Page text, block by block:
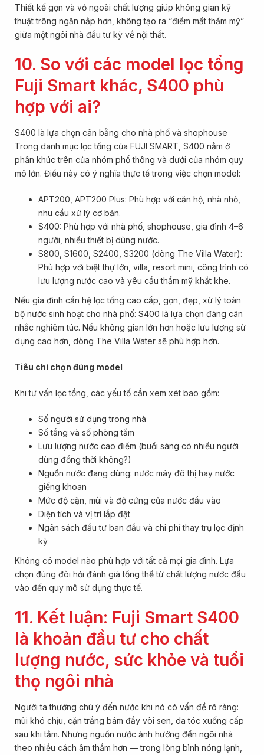
Thiết kế gọn và vỏ ngoài chất lượng giúp không gian kỹ
thuật trông ngăn nắp hơn, không tạo ra “điểm mất thẩm mỹ”
giữa một ngôi nhà đầu tư kỹ về nội thất.
10. So với các model lọc tổng
Fuji Smart khác, S400 phù
hợp với ai?
S400 là lựa chọn cân bằng cho nhà phố và shophouse
Trong danh mục lọc tổng của FUJI SMART, S400 nằm ở
phân khúc trên của nhóm phổ thông và dưới của nhóm quy
mô lớn. Điều này có ý nghĩa thực tế trong việc chọn model:
APT200, APT200 Plus: Phù hợp với căn hộ, nhà nhỏ,
nhu cầu xử lý cơ bản.
S400: Phù hợp với nhà phố, shophouse, gia đình 4–6
người, nhiều thiết bị dùng nước.
S800, S1600, S2400, S3200 (dòng The Villa Water):
Phù hợp với biệt thự lớn, villa, resort mini, công trình có
lưu lượng nước cao và yêu cầu thẩm mỹ khắt khe.
Nếu gia đình cần hệ lọc tổng cao cấp, gọn, đẹp, xử lý toàn
bộ nước sinh hoạt cho nhà phố: S400 là lựa chọn đáng cân
nhắc nghiêm túc. Nếu không gian lớn hơn hoặc lưu lượng sử
dụng cao hơn, dòng The Villa Water sẽ phù hợp hơn.
Tiêu chí chọn đúng model
Khi tư vấn lọc tổng, các yếu tố cần xem xét bao gồm:
Số người sử dụng trong nhà
Số tầng và số phòng tắm
Lưu lượng nước cao điểm (buổi sáng có nhiều người
dùng đồng thời không?)
Nguồn nước đang dùng: nước máy đô thị hay nước
giếng khoan
Mức độ cặn, mùi và độ cứng của nước đầu vào
Diện tích và vị trí lắp đặt
Ngân sách đầu tư ban đầu và chi phí thay trụ lọc định
kỳ
Không có model nào phù hợp với tất cả mọi gia đình. Lựa
chọn đúng đòi hỏi đánh giá tổng thể từ chất lượng nước đầu
vào đến quy mô sử dụng thực tế.
11. Kết luận: Fuji Smart S400
là khoản đầu tư cho chất
lượng nước, sức khỏe và tuổi
thọ ngôi nhà
Người ta thường chú ý đến nước khi nó có vấn đề rõ ràng:
mùi khó chịu, cặn trắng bám đầy vòi sen, da tóc xuống cấp
sau khi tắm. Nhưng nguồn nước ảnh hưởng đến ngôi nhà
theo nhiều cách âm thầm hơn — trong lòng bình nóng lạnh,